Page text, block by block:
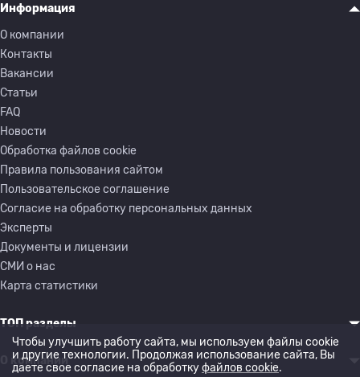
Информация
О компании
Контакты
Вакансии
Статьи
FAQ
Новости
Обработка файлов cookie
Правила пользования сайтом
Пользовательское соглашение
Согласие на обработку персональных данных
Эксперты
Документы и лицензии
СМИ о нас
Карта статистики
ТОП разделы
О компании
Чтобы улучшить работу сайта, мы используем файлы cookie
и другие технологии. Продолжая использование сайта, Вы
даете свое согласие на обработкуфайлов cookie.